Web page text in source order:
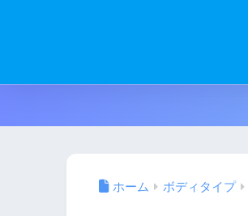
ホーム ボディタイプ